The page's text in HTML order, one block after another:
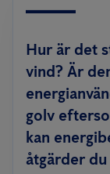
Hur är det
vind? Är
golv
kan
åtgärder